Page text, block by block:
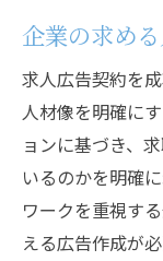
企業の求め
求人広告契約を
人材像を明確に
ョンに基づき、
いるのかを明確
ワークを重視す
える広告作成が